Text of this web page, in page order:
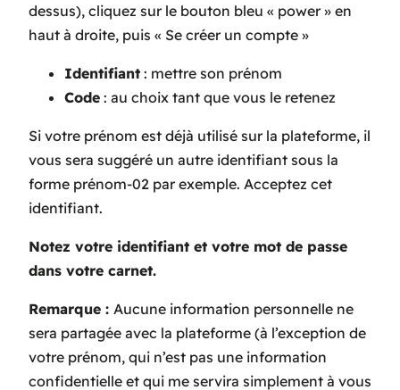
dessus), cliquez sur le bouton bleu « power » en
haut à droite, puis « Se créer un compte »
Identifiant : mettre son prénom
Code : au choix tant que vous le retenez
Si votre prénom est déjà utilisé sur la plateforme, il
vous sera suggéré un autre identifiant sous la
forme prénom-02 par exemple. Acceptez cet
identifiant.
Notez votre identifiant et votre mot de passe
dans votre carnet.
Remarque : Aucune information personnelle ne
sera partagée avec la plateforme (à l’exception de
votre prénom, qui n’est pas une information
confidentielle et qui me servira simplement à vous